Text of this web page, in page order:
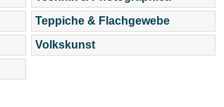
Teppiche & Flachgewebe
Volkskunst